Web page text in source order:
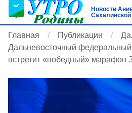
Новости
Сахалинской
Главная Публикации
Дальневосточный
встретит «победный» марафон